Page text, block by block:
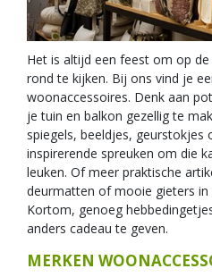
Het is altijd een feest om op
rond te kijken. Bij ons vind je
woonaccessoires. Denk aan
je tuin en balkon gezellig te
spiegels, beeldjes,
inspirerende spreuken om die
leuken. Of meer praktische
deurmatten of mooie gieters in
Kortom, genoeg
anders cadeau te geven.
MERKEN